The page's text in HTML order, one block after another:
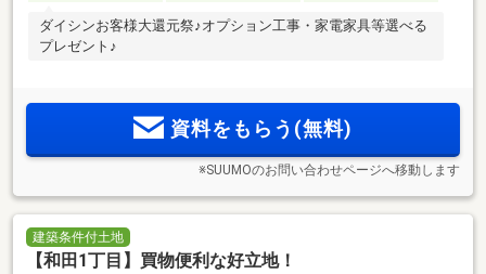
ダイシンお客様大還元祭♪オプション工事・家電家具等選べる
プレゼント♪
資料をもらう(無料)
※SUUMOのお問い合わせページへ移動します
建築条件付土地
【和田1丁目】買物便利な好立地！